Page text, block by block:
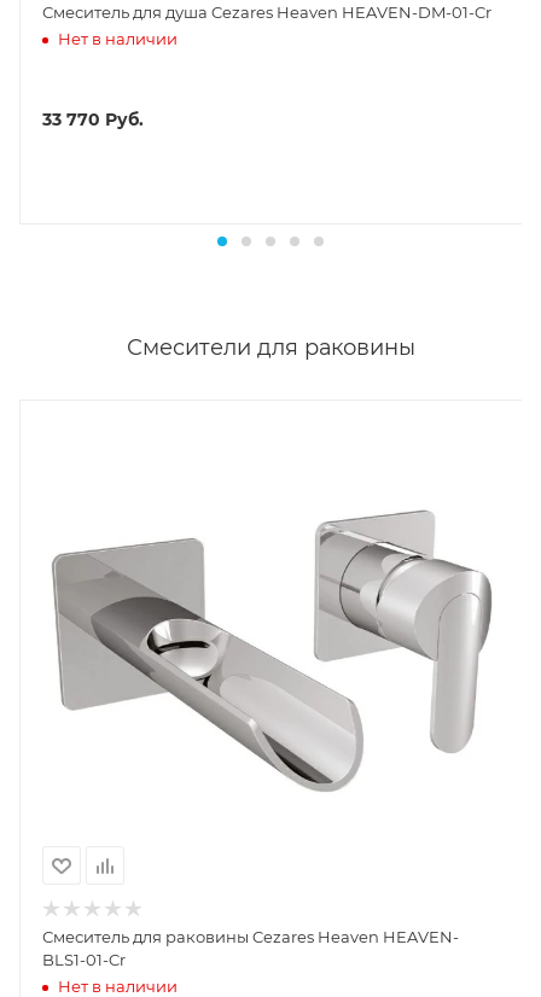
Смеситель для душа Cezares Heaven HEAVEN-DM-01-Cr
Нет в наличии
33 770 Руб.
Смесители для раковины
Смеситель для раковины Cezares Heaven HEAVEN-
BLS1-01-Cr
Нет в наличии